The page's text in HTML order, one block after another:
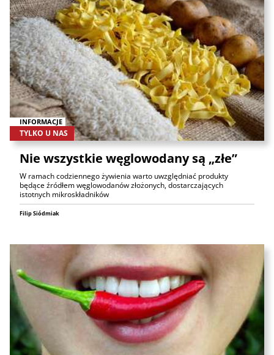
INFORMACJE
TYLKO U NAS
Nie wszystkie węglowodany są „złe”
W ramach codziennego żywienia warto uwzględniać produkty
będące źródłem węglowodanów złożonych, dostarczających
istotnych mikroskładników
Filip Siódmiak